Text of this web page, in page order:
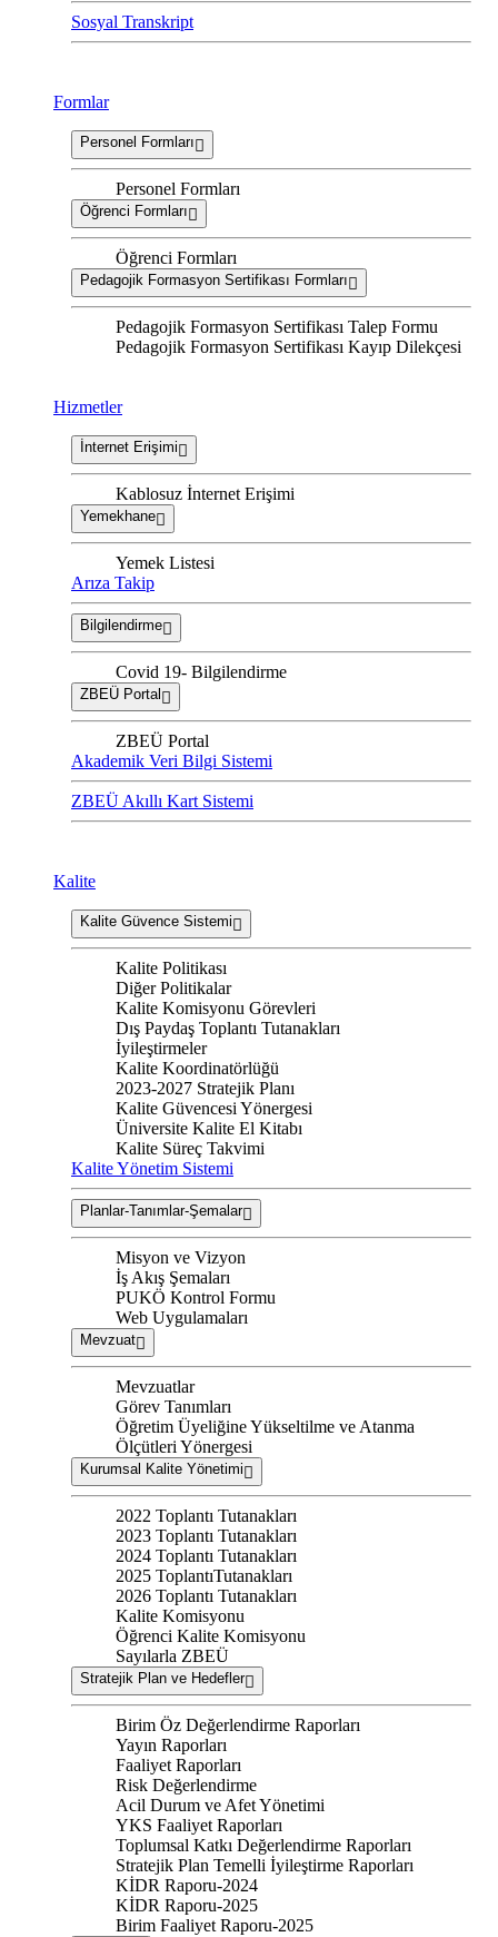
Sosyal Transkript
Formlar
Personel Formları
Personel Formları
Öğrenci Formları
Öğrenci Formları
Pedagojik Formasyon Sertifikası Formları
Pedagojik Formasyon Sertifikası Talep Formu
Pedagojik Formasyon Sertifikası Kayıp Dilekçesi
Hizmetler
İnternet Erişimi
Kablosuz İnternet Erişimi
Yemekhane
Yemek Listesi
Arıza Takip
Bilgilendirme
Covid 19- Bilgilendirme
ZBEÜ Portal
ZBEÜ Portal
Akademik Veri Bilgi Sistemi
ZBEÜ Akıllı Kart Sistemi
Kalite
Kalite Güvence Sistemi
Kalite Politikası
Diğer Politikalar
Kalite Komisyonu Görevleri
Dış Paydaş Toplantı Tutanakları
İyileştirmeler
Kalite Koordinatörlüğü
2023-2027 Stratejik Planı
Kalite Güvencesi Yönergesi
Üniversite Kalite El Kitabı
Kalite Süreç Takvimi
Kalite Yönetim Sistemi
Planlar-Tanımlar-Şemalar
Misyon ve Vizyon
İş Akış Şemaları
PUKÖ Kontrol Formu
Web Uygulamaları
Mevzuat
Mevzuatlar
Görev Tanımları
Öğretim Üyeliğine Yükseltilme ve Atanma
Ölçütleri Yönergesi
Kurumsal Kalite Yönetimi
2022 Toplantı Tutanakları
2023 Toplantı Tutanakları
2024 Toplantı Tutanakları
2025 ToplantıTutanakları
2026 Toplantı Tutanakları
Kalite Komisyonu
Öğrenci Kalite Komisyonu
Sayılarla ZBEÜ
Stratejik Plan ve Hedefler
Birim Öz Değerlendirme Raporları
Yayın Raporları
Faaliyet Raporları
Risk Değerlendirme
Acil Durum ve Afet Yönetimi
YKS Faaliyet Raporları
Toplumsal Katkı Değerlendirme Raporları
Stratejik Plan Temelli İyileştirme Raporları
KİDR Raporu-2024
KİDR Raporu-2025
Birim Faaliyet Raporu-2025